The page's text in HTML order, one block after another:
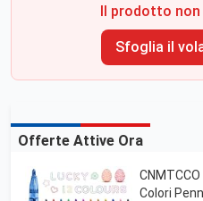
Il prodotto
Sfoglia il
Offerte Attive Ora
Colori